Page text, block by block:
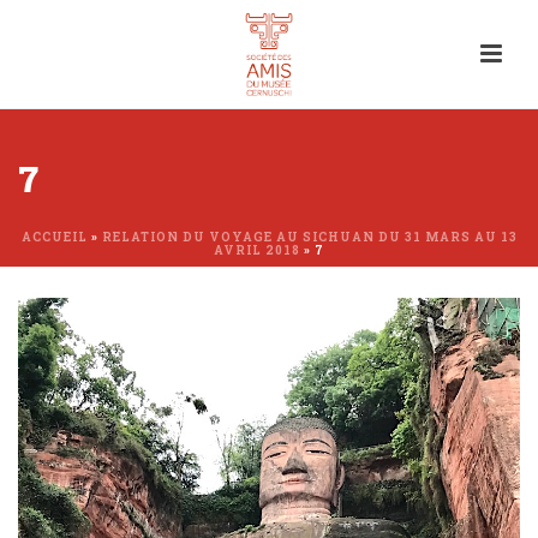
7
ACCUEIL » RELATION DU VOYAGE AU SICHUAN DU 31 MARS AU 13
AVRIL 2018 » 7